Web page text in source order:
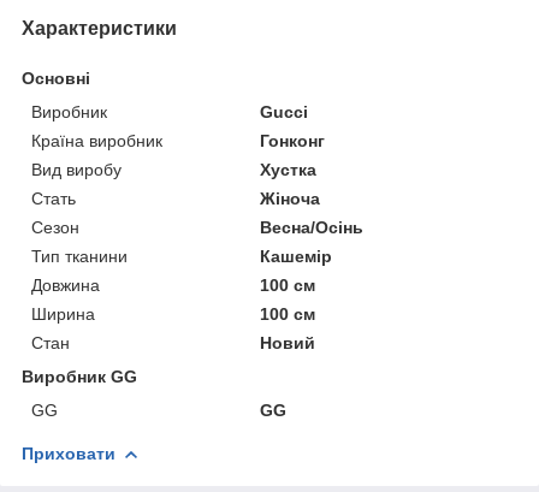
Характеристики
Основні
Виробник
Gucci
Країна виробник
Гонконг
Вид виробу
Хустка
Стать
Жіноча
Сезон
Весна/Осінь
Тип тканини
Кашемір
Довжина
100 см
Ширина
100 см
Стан
Новий
Виробник GG
GG
GG
Приховати